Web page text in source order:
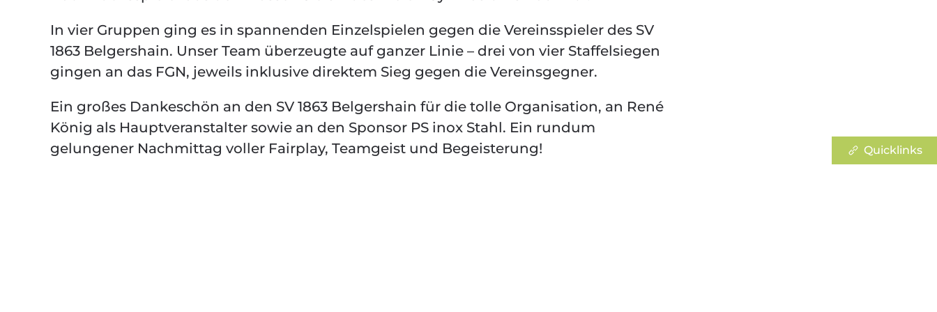
In vier Gruppen ging es in spannenden Einzelspielen gegen die Vereinsspieler des SV
1863 Belgershain. Unser Team überzeugte auf ganzer Linie – drei von vier Staffelsiegen
gingen an das FGN, jeweils inklusive direktem Sieg gegen die Vereinsgegner.
Ein großes Dankeschön an den SV 1863 Belgershain für die tolle Organisation, an René
König als Hauptveranstalter sowie an den Sponsor PS inox Stahl. Ein rundum
gelungener Nachmittag voller Fairplay, Teamgeist und Begeisterung!
Quicklinks